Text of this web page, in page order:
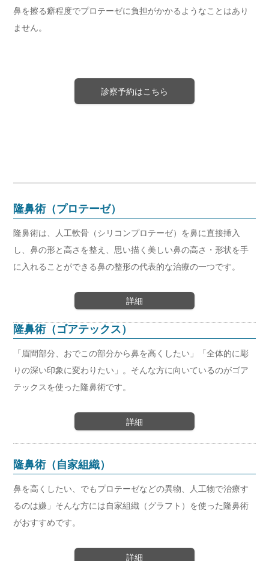
鼻を擦る癖程度でプロテーゼに負担がかかるようなことはあり
ません。
診察予約はこちら
隆鼻術（プロテーゼ）
隆鼻術は、人工軟骨（シリコンプロテーゼ）を鼻に直接挿入
し、鼻の形と高さを整え、思い描く美しい鼻の高さ・形状を手
に入れることができる鼻の整形の代表的な治療の一つです。
詳細
隆鼻術（ゴアテックス）
「眉間部分、おでこの部分から鼻を高くしたい」「全体的に彫
りの深い印象に変わりたい」。そんな方に向いているのがゴア
テックスを使った隆鼻術です。
詳細
隆鼻術（自家組織）
鼻を高くしたい、でもプロテーゼなどの異物、人工物で治療す
るのは嫌」そんな方には自家組織（グラフト）を使った隆鼻術
がおすすめです。
詳細